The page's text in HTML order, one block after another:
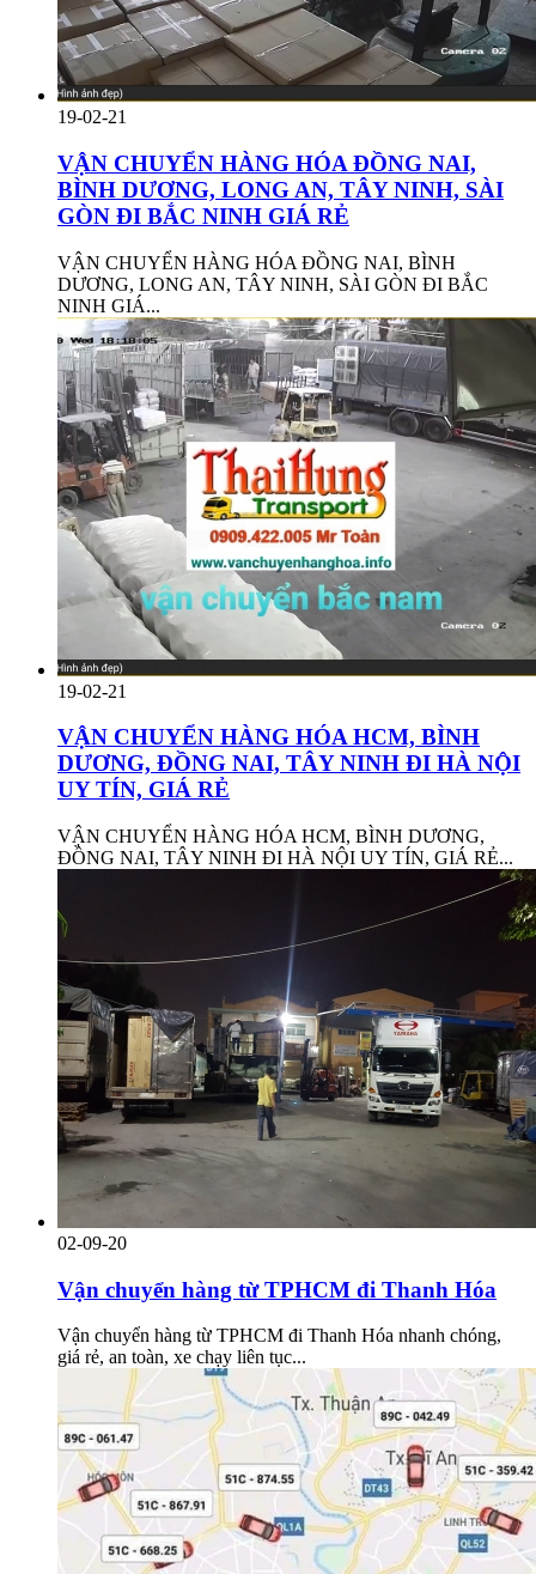
19-02-21
VẬN CHUYỂN HÀNG HÓA ĐỒNG NAI,
BÌNH DƯƠNG, LONG AN, TÂY NINH, SÀI
GÒN ĐI BẮC NINH GIÁ RẺ
VẬN CHUYỂN HÀNG HÓA ĐỒNG NAI, BÌNH
DƯƠNG, LONG AN, TÂY NINH, SÀI GÒN ĐI BẮC
NINH GIÁ...
19-02-21
VẬN CHUYỂN HÀNG HÓA HCM, BÌNH
DƯƠNG, ĐỒNG NAI, TÂY NINH ĐI HÀ NỘI
UY TÍN, GIÁ RẺ
VẬN CHUYỂN HÀNG HÓA HCM, BÌNH DƯƠNG,
ĐỒNG NAI, TÂY NINH ĐI HÀ NỘI UY TÍN, GIÁ RẺ...
02-09-20
Vận chuyển hàng từ TPHCM đi Thanh Hóa
Vận chuyển hàng từ TPHCM đi Thanh Hóa nhanh chóng,
giá rẻ, an toàn, xe chạy liên tục...